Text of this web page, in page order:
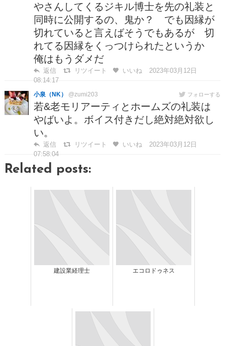
やさんしてくるジキル博士を先の礼装と
同時に公開するの、鬼か？ でも因縁が
切れていると言えばそうでもあるが 切
れてる因縁をくっつけられたというか
俺はもうダメだ
返信 リツイート いいね
2023年03月12日
08:14:17
小泉（NK） @zumi203 フォローする
若&老モリアーティとホームズの礼装は
やばいよ。ボイス付きだし絶対絶対欲し
い。
返信 リツイート いいね
2023年03月12日
07:58:04
Related posts:
建設業経理士 エコロドゥネス